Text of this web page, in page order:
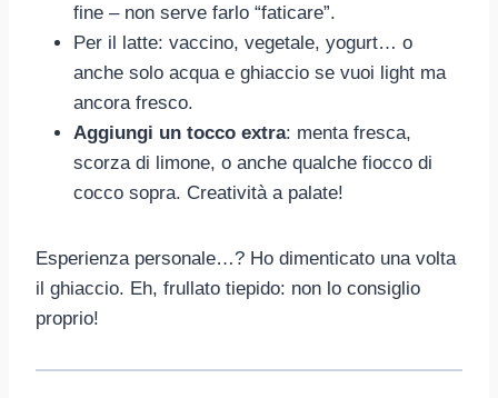
fine – non serve farlo “faticare”.
Per il latte: vaccino, vegetale, yogurt… o
anche solo acqua e ghiaccio se vuoi light ma
ancora fresco.
Aggiungi un tocco extra: menta fresca,
scorza di limone, o anche qualche fiocco di
cocco sopra. Creatività a palate!
Esperienza personale…? Ho dimenticato una volta
il ghiaccio. Eh, frullato tiepido: non lo consiglio
proprio!